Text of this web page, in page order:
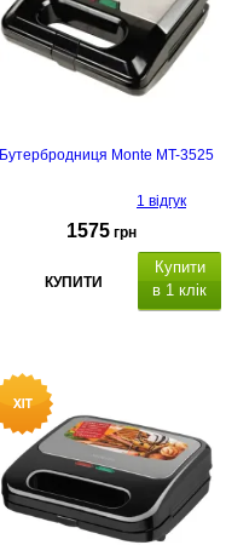
Бутербродниця Monte MT-3525
1 відгук
1575 грн
КУПИТИ
Купити
в 1 клік